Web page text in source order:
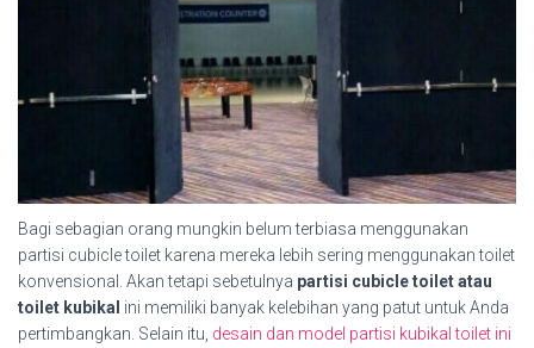
Bagi sebagian orang mungkin belum terbiasa menggunakan
partisi cubicle toilet karena mereka lebih sering menggunakan toilet
konvensional. Akan tetapi sebetulnya partisi cubicle toilet atau
toilet kubikal ini memiliki banyak kelebihan yang patut untuk Anda
pertimbangkan. Selain itu, desain dan model partisi kubikal toilet ini